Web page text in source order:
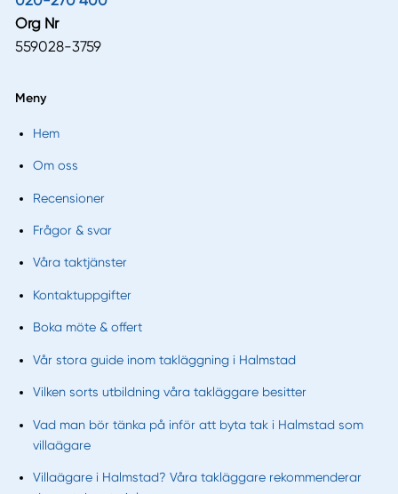
Org Nr
559028-3759
Meny
Hem
Om oss
Recensioner
Frågor & svar
Våra taktjänster
Kontaktuppgifter
Boka möte & offert
Vår stora guide inom takläggning i Halmstad
Vilken sorts utbildning våra takläggare besitter
Vad man bör tänka på inför att byta tak i Halmstad som
villaägare
Villaägare i Halmstad? Våra takläggare rekommenderar